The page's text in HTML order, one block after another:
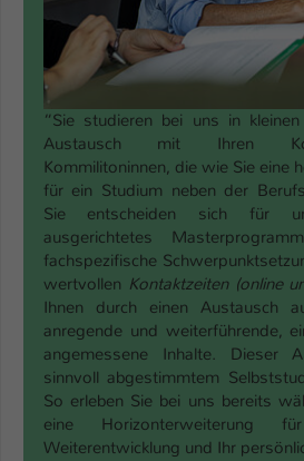
“Sie studieren bei uns in
Austausch mit Ihren
Kommilitoninnen, die wie Sie eine
für ein Studium neben der
Sie entscheiden sich für
ausgerichtetes
fachspezifische
wertvollen Kontaktzeiten (online
Ihnen durch einen Austausch
anregende und weiterführende,
angemessene Inhalte. Dieser
sinnvoll abgestimmtem
So erleben Sie bei uns bereits
eine Horizonterweiterung
Weiterentwicklung und Ihr